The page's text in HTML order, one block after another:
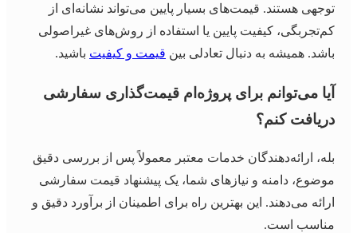
توجهی هستند. قیمت‌های بسیار پایین می‌تواند نشانه‌ای از
کم‌تجربگی، کیفیت پایین یا استفاده از روش‌های غیراصولی
باشد. همیشه به دنبال تعادلی بین قیمت و کیفیت باشید.
آیا می‌توانم برای پروژه‌ام قیمت‌گذاری سفارشی
دریافت کنم؟
بله، ارائه‌دهندگان خدمات معتبر معمولاً پس از بررسی دقیق
موضوع، دامنه و نیازهای شما، یک پیشنهاد قیمت سفارشی
ارائه می‌دهند. این بهترین راه برای اطمینان از برآورد دقیق و
مناسب است.